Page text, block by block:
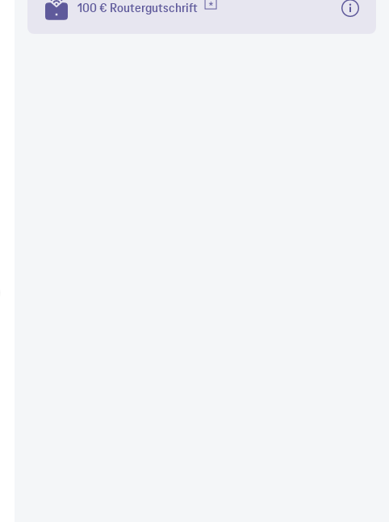
100 € Routergutschrift